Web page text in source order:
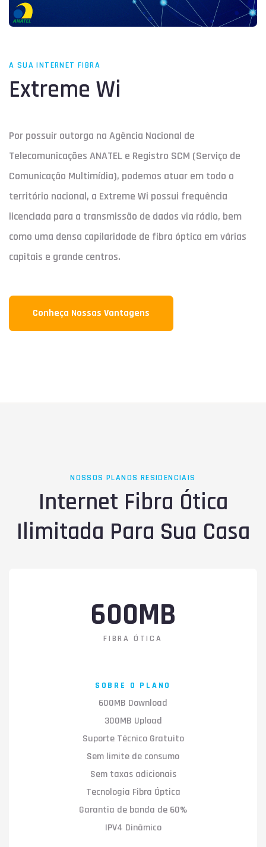
A SUA INTERNET FIBRA
Extreme Wi
Por possuir outorga na Agência Nacional de
Telecomunicações ANATEL e Registro SCM (Serviço de
Comunicação Multimídia), podemos atuar em todo o
território nacional, a Extreme Wi possui frequência
licenciada para a transmissão de dados via rádio, bem
como uma densa capilaridade de fibra óptica em várias
capitais e grande centros.
Conheça Nossas Vantagens
NOSSOS PLANOS RESIDENCIAIS
Internet Fibra Ótica
Ilimitada Para Sua Casa
600MB
FIBRA ÓTICA
SOBRE O PLANO
600MB Download
300MB Upload
Suporte Técnico Gratuito
Sem limite de consumo
Sem taxas adicionais
Tecnologia Fibra Óptica
Garantia de banda de 60%
IPV4 Dinâmico